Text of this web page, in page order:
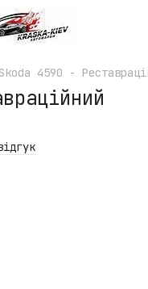
Skoda 4590 -